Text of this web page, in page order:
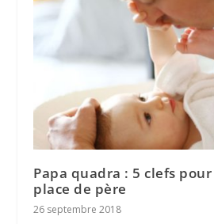
Papa quadra : 5 clefs
place de père
26 septembre 2018